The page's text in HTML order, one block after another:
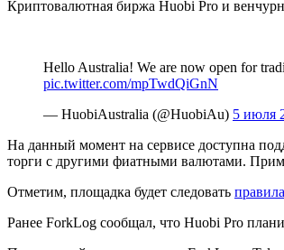
Криптовалютная биржа Huobi Pro и
Hello Australia! We are now open for
pic.twitter.com/mpTwdQiGnN
— HuobiAustralia (@HuobiAu) 5 июля
На данный момент на сервисе доступна
торги с другими фиатными валютами.
Отметим, площадка будет следовать
Ранее ForkLog сообщал, что Huobi Pro